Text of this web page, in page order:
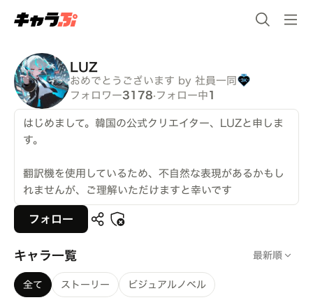
LUZ
おめでとうございます by 社員一同
フォロワー3178· フォロー中 1
はじめまして。韓国の公式クリエイター、LUZと申しま
す。
翻訳機を使用しているため、不自然な表現があるかもし
れませんが、ご理解いただけますと幸いです
フォロー
キャラ一覧 最新順
全て ストーリー ビジュアルノベル